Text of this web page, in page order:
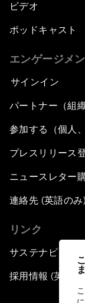
ビデオ
ポッドキャスト
エンゲージメ
サインイン
パートナー（組
参加する（個人
プレスリリース
ニュースレター
連絡先 (英語のみ)
リンク
サステナビリテ
採用情報 (英語の